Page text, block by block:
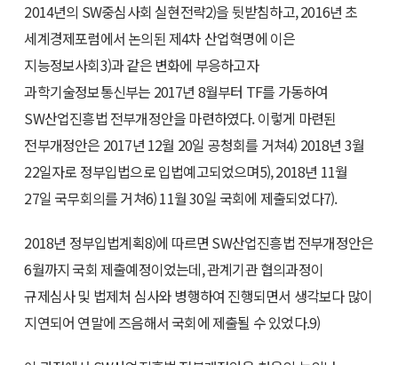
2014년의 SW중심사회 실현전략2)을 뒷받침하고, 2016년 초
세계경제포럼에서 논의된 제4차 산업혁명에 이은
지능정보사회3)과 같은 변화에 부응하고자
과학기술정보통신부는 2017년 8월부터 TF를 가동하여
SW산업진흥법 전부개정안을 마련하였다. 이렇게 마련된
전부개정안은 2017년 12월 20일 공청회를 거쳐4) 2018년 3월
22일자로 정부입법으로 입법예고되었으며5), 2018년 11월
27일 국무회의를 거쳐6) 11월 30일 국회에 제출되었다7).
2018년 정부입법계획8)에 따르면 SW산업진흥법 전부개정안은
6월까지 국회 제출예정이었는데, 관계기관 협의과정이
규제심사 및 법제처 심사와 병행하여 진행되면서 생각보다 많이
지연되어 연말에 즈음해서 국회에 제출될 수 있었다.9)